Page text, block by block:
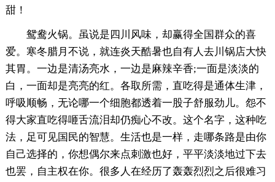
甜！
鸳鸯火锅。虽说是四川风味，却赢得全国群众的喜
爱。寒冬腊月不说，就连炎天酷暑也自有人去川锅店大快
其胃。一边是清汤亮水，一边是麻辣辛香;一面是淡淡的
白，一面却是亮亮的红。各取所需，直吃得是通体生津，
呼吸顺畅，无论哪一个细胞都透着一股子舒服劲儿。怨不
得大家直吃得咂舌流泪却仍痴心不改。这个名字，这种吃
法，足可见国民的智慧。生活也是一样，走哪条路是由你
自己选择的，你想偶尔来点刺激也好，平平淡淡地过下去
也罢，自主权在你。很多人在经历了轰轰烈烈之后很难习